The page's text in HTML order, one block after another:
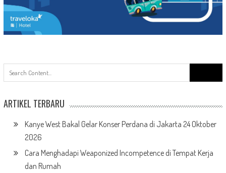
for:
ARTIKEL TERBARU
Kanye West Bakal Gelar Konser Perdana di Jakarta 24 Oktober
2026
Cara Menghadapi Weaponized Incompetence di Tempat Kerja
dan Rumah